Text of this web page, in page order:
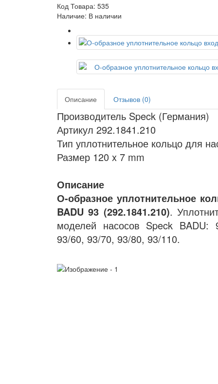
Код Товара: 535
Наличие: В наличии
Описание Отзывов (0)
Производитель Speck (Германия)
Артикул 292.1841.210
Тип уплотнительное кольцо для
Размер 120 x 7 mm
Описание
О-образное уплотнительное
BADU 93 (292.1841.210).
моделей насосов Speck BADU:
93/60, 93/70, 93/80, 93/110.